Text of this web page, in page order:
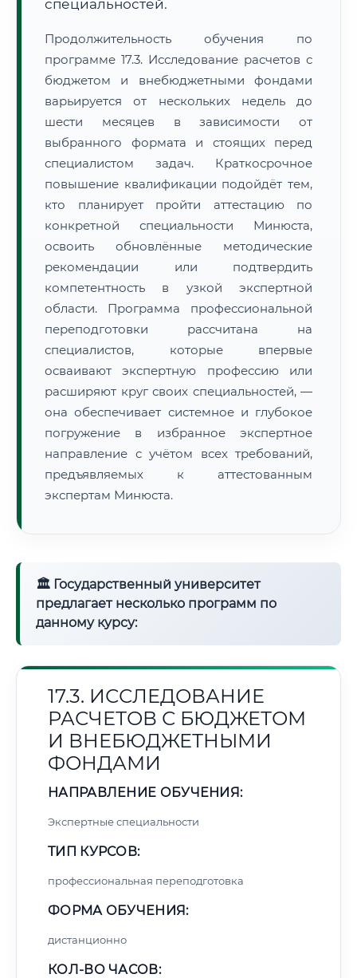
специальностей.
Продолжительность обучения по
программе 17.3. Исследование расчетов с
бюджетом и внебюджетными фондами
варьируется от нескольких недель до
шести месяцев в зависимости от
выбранного формата и стоящих перед
специалистом задач. Краткосрочное
повышение квалификации подойдёт тем,
кто планирует пройти аттестацию по
конкретной специальности Минюста,
освоить обновлённые методические
рекомендации или подтвердить
компетентность в узкой экспертной
области. Программа профессиональной
переподготовки рассчитана на
специалистов, которые впервые
осваивают экспертную профессию или
расширяют круг своих специальностей, —
она обеспечивает системное и глубокое
погружение в избранное экспертное
направление с учётом всех требований,
предъявляемых к аттестованным
экспертам Минюста.
🏛 Государственный университет
предлагает несколько программ по
данному курсу:
17.3. ИССЛЕДОВАНИЕ
РАСЧЕТОВ С БЮДЖЕТОМ
И ВНЕБЮДЖЕТНЫМИ
ФОНДАМИ
НАПРАВЛЕНИЕ ОБУЧЕНИЯ:
Экспертные специальности
ТИП КУРСОВ:
профессиональная переподготовка
ФОРМА ОБУЧЕНИЯ:
дистанционно
КОЛ-ВО ЧАСОВ: